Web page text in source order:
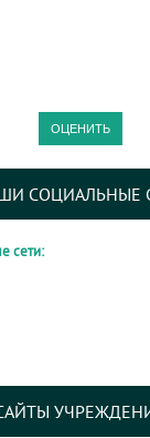
СОЦИАЛЬНЫЕ
сети: